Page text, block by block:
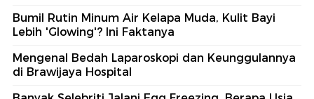
Bumil Rutin Minum Air Kelapa Muda, Kulit Bayi
Lebih 'Glowing'? Ini Faktanya
Mengenal Bedah Laparoskopi dan Keunggulannya
di Brawijaya Hospital